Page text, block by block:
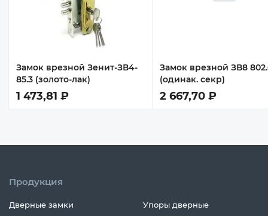
Замок врезной Зенит-ЗВ4-
85.3 (золото-лак)
1 473,81 ₽
Замок врезной ЗВ8
(одинак. секр)
2 667,70 ₽
Продукция
Дверные замки
Упоры дверные